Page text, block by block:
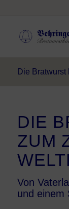
Die
DIE
ZUM
Von
und einem